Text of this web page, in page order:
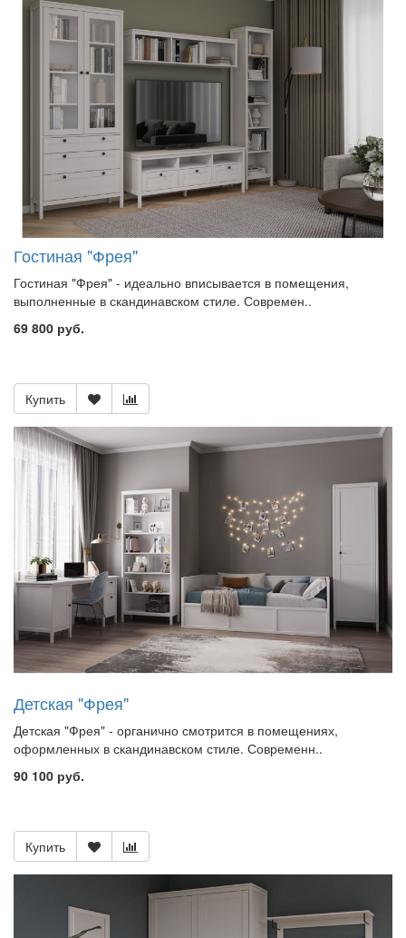
Гостиная "Фрея"
Гостиная "Фрея" - идеально вписывается в помещения,
выполненные в скандинавском стиле. Современ..
69 800 руб.
Купить
Детская "Фрея"
Детская "Фрея" - органично смотрится в помещениях,
оформленных в скандинавском стиле. Современн..
90 100 руб.
Купить